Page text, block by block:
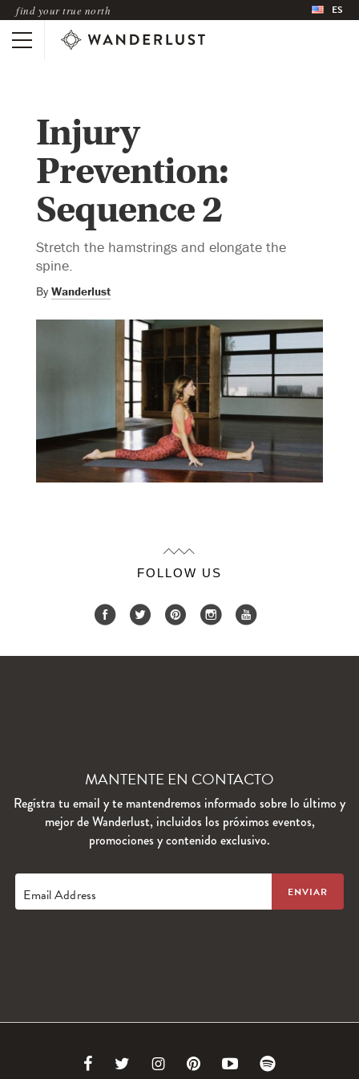
find your true north ES
Injury
Prevention:
Sequence 2
Stretch the hamstrings and elongate the
spine.
By Wanderlust
FOLLOW US
MANTENTE EN CONTACTO
Regístra tu email y te mantendremos informado sobre lo último y
mejor de Wanderlust, incluidos los próximos eventos,
promociones y contenido exclusivo.
Email Address
Link Link Link Link Link